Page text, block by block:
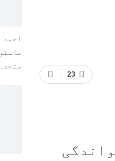
23
احمد